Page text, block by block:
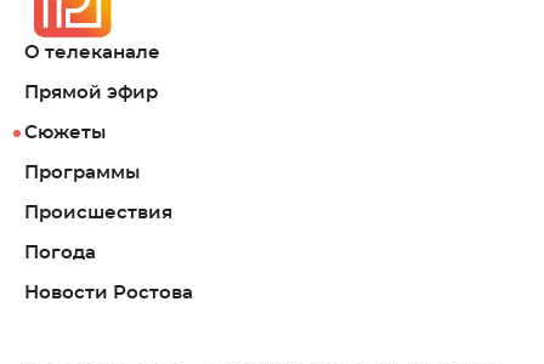
О телеканале
Прямой эфир
Сюжеты
Программы
Происшествия
Погода
Новости Ростова